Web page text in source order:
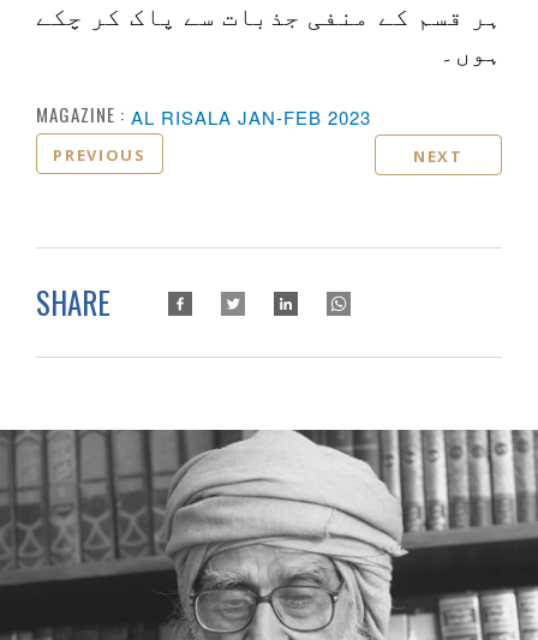
ہر قسم کے منفی جذبات سے پاک کر چکے
ہوں۔
MAGAZINE : AL RISALA JAN-FEB 2023
PREVIOUS NEXT
SHARE